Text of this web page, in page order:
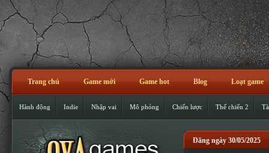
Trang chủ Game mới Game hot Blog Loạt game
Hành động Indie Nhập vai Mô phỏng Chiến lược Thế chiến 2
Đăng ngày 30/05/2025